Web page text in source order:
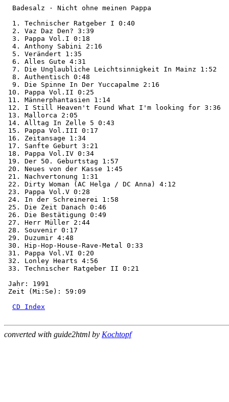
  Badesalz · Nicht ohne meinen Pappa
  1. Technischer Ratgeber I 0:40
  2. Vaz Daz Den? 3:39
  3. Pappa Vol.I 0:18
  4. Anthony Sabini 2:16
  5. Verändert 1:35
  6. Alles Gute 4:31
  7. Die Unglaubliche Leichtsinnigkeit In Mainz 1:52
  8. Authentisch 0:48
  9. Die Spinne In Der Yuccapalme 2:16
10. Pappa Vol.II 0:25
11. Männerphantasien 1:14
12. I Still Heaven't Found What I'm looking for 3:36
13. Mallorca 2:05
14. Alltag In Zelle 5 0:43
15. Pappa Vol.III 0:17
16. Zeitansage 1:34
17. Sanfte Geburt 3:21
18. Pappa Vol.IV 0:34
19. Der 50. Geburtstag 1:57
20. Neues von der Kasse 1:45
21. Nachvertonung 1:31
22. Dirty Woman (AC Helga / DC Anna) 4:12
23. Pappa Vol.V 0:28
24. In der Schreinerei 1:58
25. Die Zeit Danach 0:46
26. Die Bestätigung 0:49
27. Herr Müller 2:44
28. Souvenir 0:17
29. Duzumir 4:48
30. Hip-Hop-House-Rave-Metal 0:33
31. Pappa Vol.VI 0:20
32. Lonley Hearts 4:56
33. Technischer Ratgeber II 0:21
Jahr: 1991
Zeit (Mi:Se): 59:09
CD Index
converted with guide2html by Kochtopf